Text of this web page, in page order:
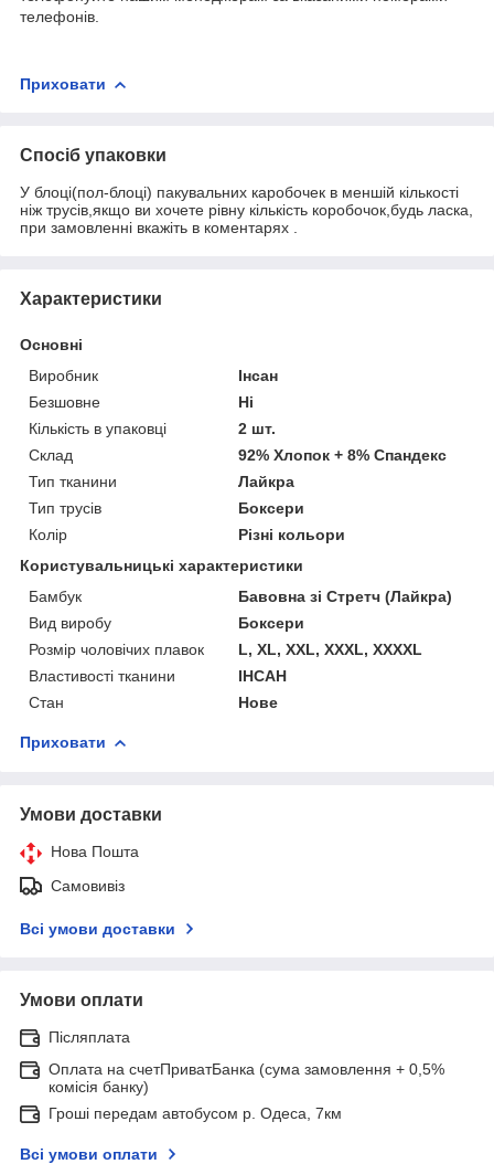
телефонів.
Приховати
Спосіб упаковки
У блоці(пол-блоці) пакувальних каробочек в меншій кількості
ніж трусів,якщо ви хочете рівну кількість коробочок,будь ласка,
при замовленні вкажіть в коментарях .
Характеристики
Основні
Виробник
Інсан
Безшовне
Ні
Кількість в упаковці
2 шт.
Склад
92% Хлопок + 8% Спандекс
Тип тканини
Лайкра
Тип трусів
Боксери
Колір
Різні кольори
Користувальницькі характеристики
Бамбук
Бавовна зі Стретч (Лайкра)
Вид виробу
Боксери
Розмір чоловічих плавок
L, XL, XXL, XXXL, XXXXL
Властивості тканини
ІНСАН
Стан
Нове
Приховати
Умови доставки
Нова Пошта
Самовивіз
Всі умови доставки
Умови оплати
Післяплата
Оплата на счетПриватБанка (сума замовлення + 0,5%
комісія банку)
Гроші передам автобусом р. Одеса, 7км
Всі умови оплати